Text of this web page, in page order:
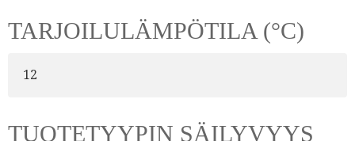
TARJOILULÄMPÖTILA (°C)
12
TUOTETYYPIN SÄILYVYYS